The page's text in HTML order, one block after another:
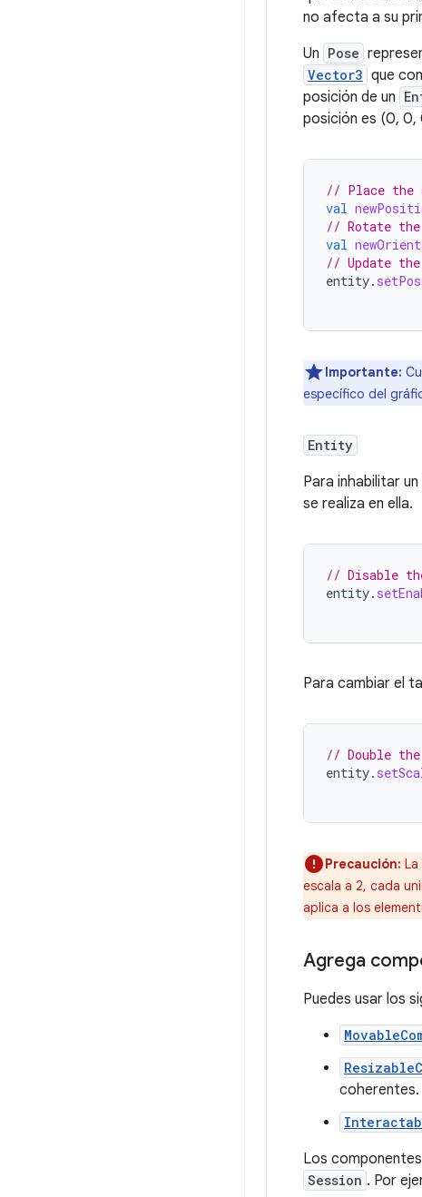
no afecta a su
Un Pose
Vector3 que
posición de un
posición es (0, 0,
// Place the
val
// Rotate the
val
// Update
entity.
Importante:
específico del
Entity
Para inhabilitar un
se realiza en ella.
// Disable
entity.
Para cambiar el
// Double
entity.
Precaución: La
escala a 2, cada
aplica a los
Agrega
Puedes usar los
coherentes.
Los
Session . Por